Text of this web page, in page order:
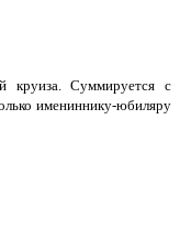
круиза. Суммируется с
имениннику-юбиляру